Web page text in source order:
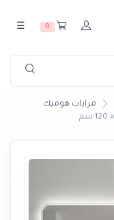
0
☰
مرايات هوميك